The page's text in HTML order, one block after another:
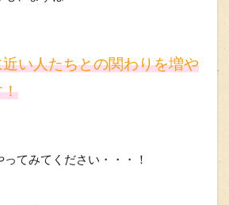
い人たちとの関わりを増や
！
てみてください・・・！